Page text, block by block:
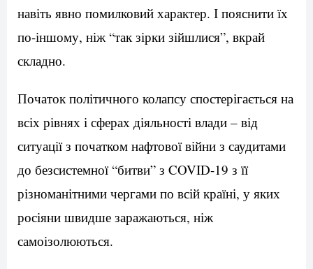
навіть явно помилковий характер. І пояснити їх
по-іншому, ніж “так зірки зійшлися”, вкрай
складно.
Початок політичного колапсу спостерігається на
всіх рівнях і сферах діяльності влади – від
ситуації з початком нафтової війни з саудитами
до безсистемної “битви” з COVID-19 з її
різноманітними чергами по всій країні, у яких
росіяни швидше заражаються, ніж
самоізолюються.